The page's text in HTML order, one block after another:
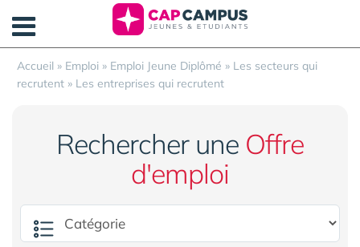
Accueil » Emploi » Emploi Jeune Diplômé » Les secteurs qui
recrutent » Les entreprises qui recrutent
Rechercher une Offre
d'emploi
Panneau de gestion des cookies